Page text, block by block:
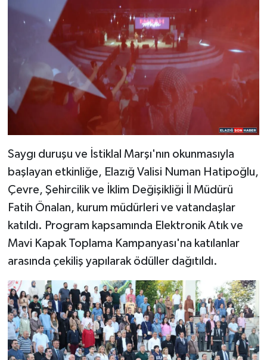
Saygı duruşu ve İstiklal Marşı'nın okunmasıyla
başlayan etkinliğe, Elazığ Valisi Numan Hatipoğlu,
Çevre, Şehircilik ve İklim Değişikliği İl Müdürü
Fatih Önalan, kurum müdürleri ve vatandaşlar
katıldı. Program kapsamında Elektronik Atık ve
Mavi Kapak Toplama Kampanyası'na katılanlar
arasında çekiliş yapılarak ödüller dağıtıldı.
YAŞAM